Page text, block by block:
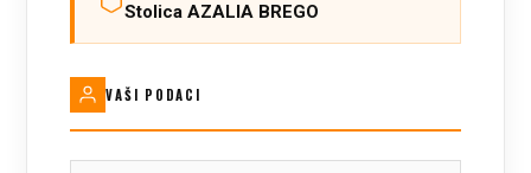
Stolica AZALIA BREGO
VAŠI PODACI